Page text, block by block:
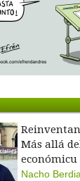
Más allá
económicu
Nacho